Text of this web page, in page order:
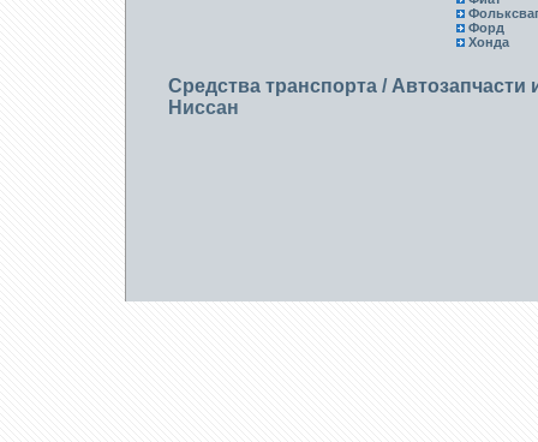
Форд
Хонда
Средства транспорта / Автозапчасти
Ниссан